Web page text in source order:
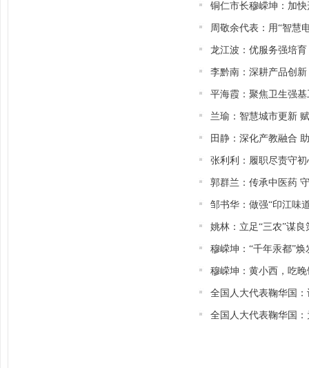
铜仁市长穆嵘坤：加
周敬余代表：用“智慧
龙江波：优服务强培
李黔南：深耕产品创
平海霞：聚焦卫生强
兰瑜：智慧城市更新
田静：深化产教融合
张利利：履职尽责守
郭群兰：传承中医药
邹书华：做强“印江味
姚林：立足“三农”谋
穆嵘坤：“千年汞都”
穆嵘坤：黄小西，吃
全国人大代表鞠华国
全国人大代表鞠华国